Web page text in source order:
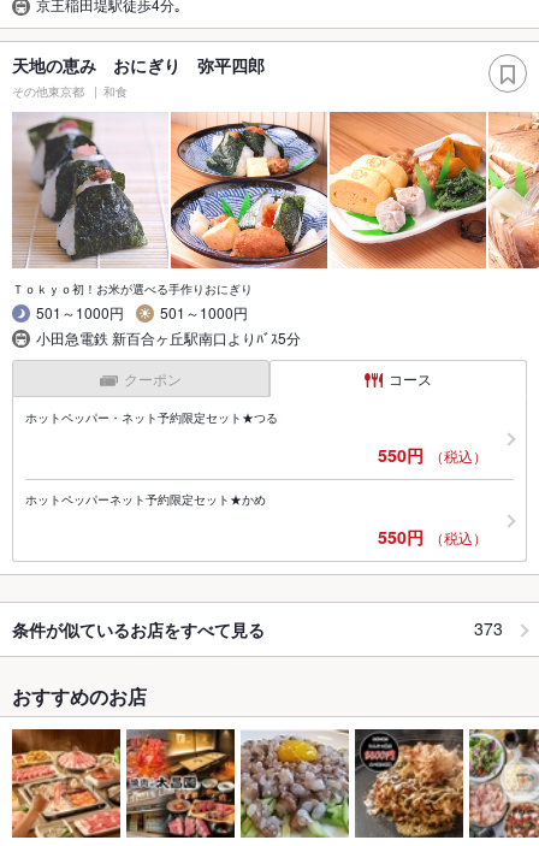
京王稲田堤駅徒歩4分｡
天地の恵み おにぎり 弥平四郎
その他東京都 和食
Ｔｏｋｙｏ初！お米が選べる手作りおにぎり
501～1000円
501～1000円
小田急電鉄 新百合ヶ丘駅南口よりﾊﾞｽ5分
クーポン コース
ホットペッパー・ネット予約限定セット★つる
550円 （税込）
ホットペッパーネット予約限定セット★かめ
550円 （税込）
条件が似ているお店をすべて見る 373
おすすめのお店